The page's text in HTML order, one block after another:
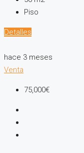
Piso
Detalles
hace 3 meses
Venta
75,000€